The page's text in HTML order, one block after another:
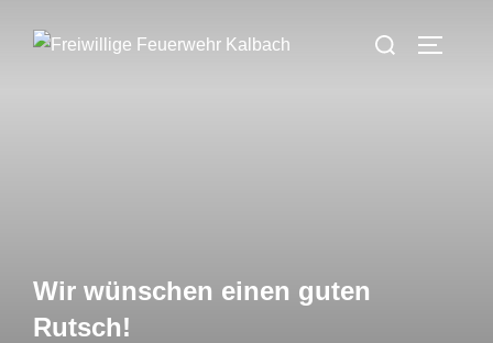
Inhalt
Suchen
Wir wünschen einen guten
Rutsch!